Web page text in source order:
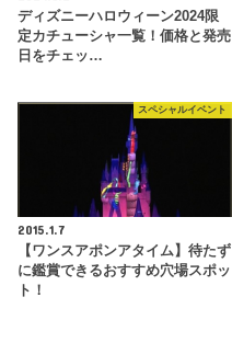
ディズニーハロウィーン2024限
定カチューシャ一覧！価格と発売
日をチェッ…
スペシャルイベント
2015.1.7
【ワンスアポンアタイム】待たず
に鑑賞できるおすすめ穴場スポッ
ト！